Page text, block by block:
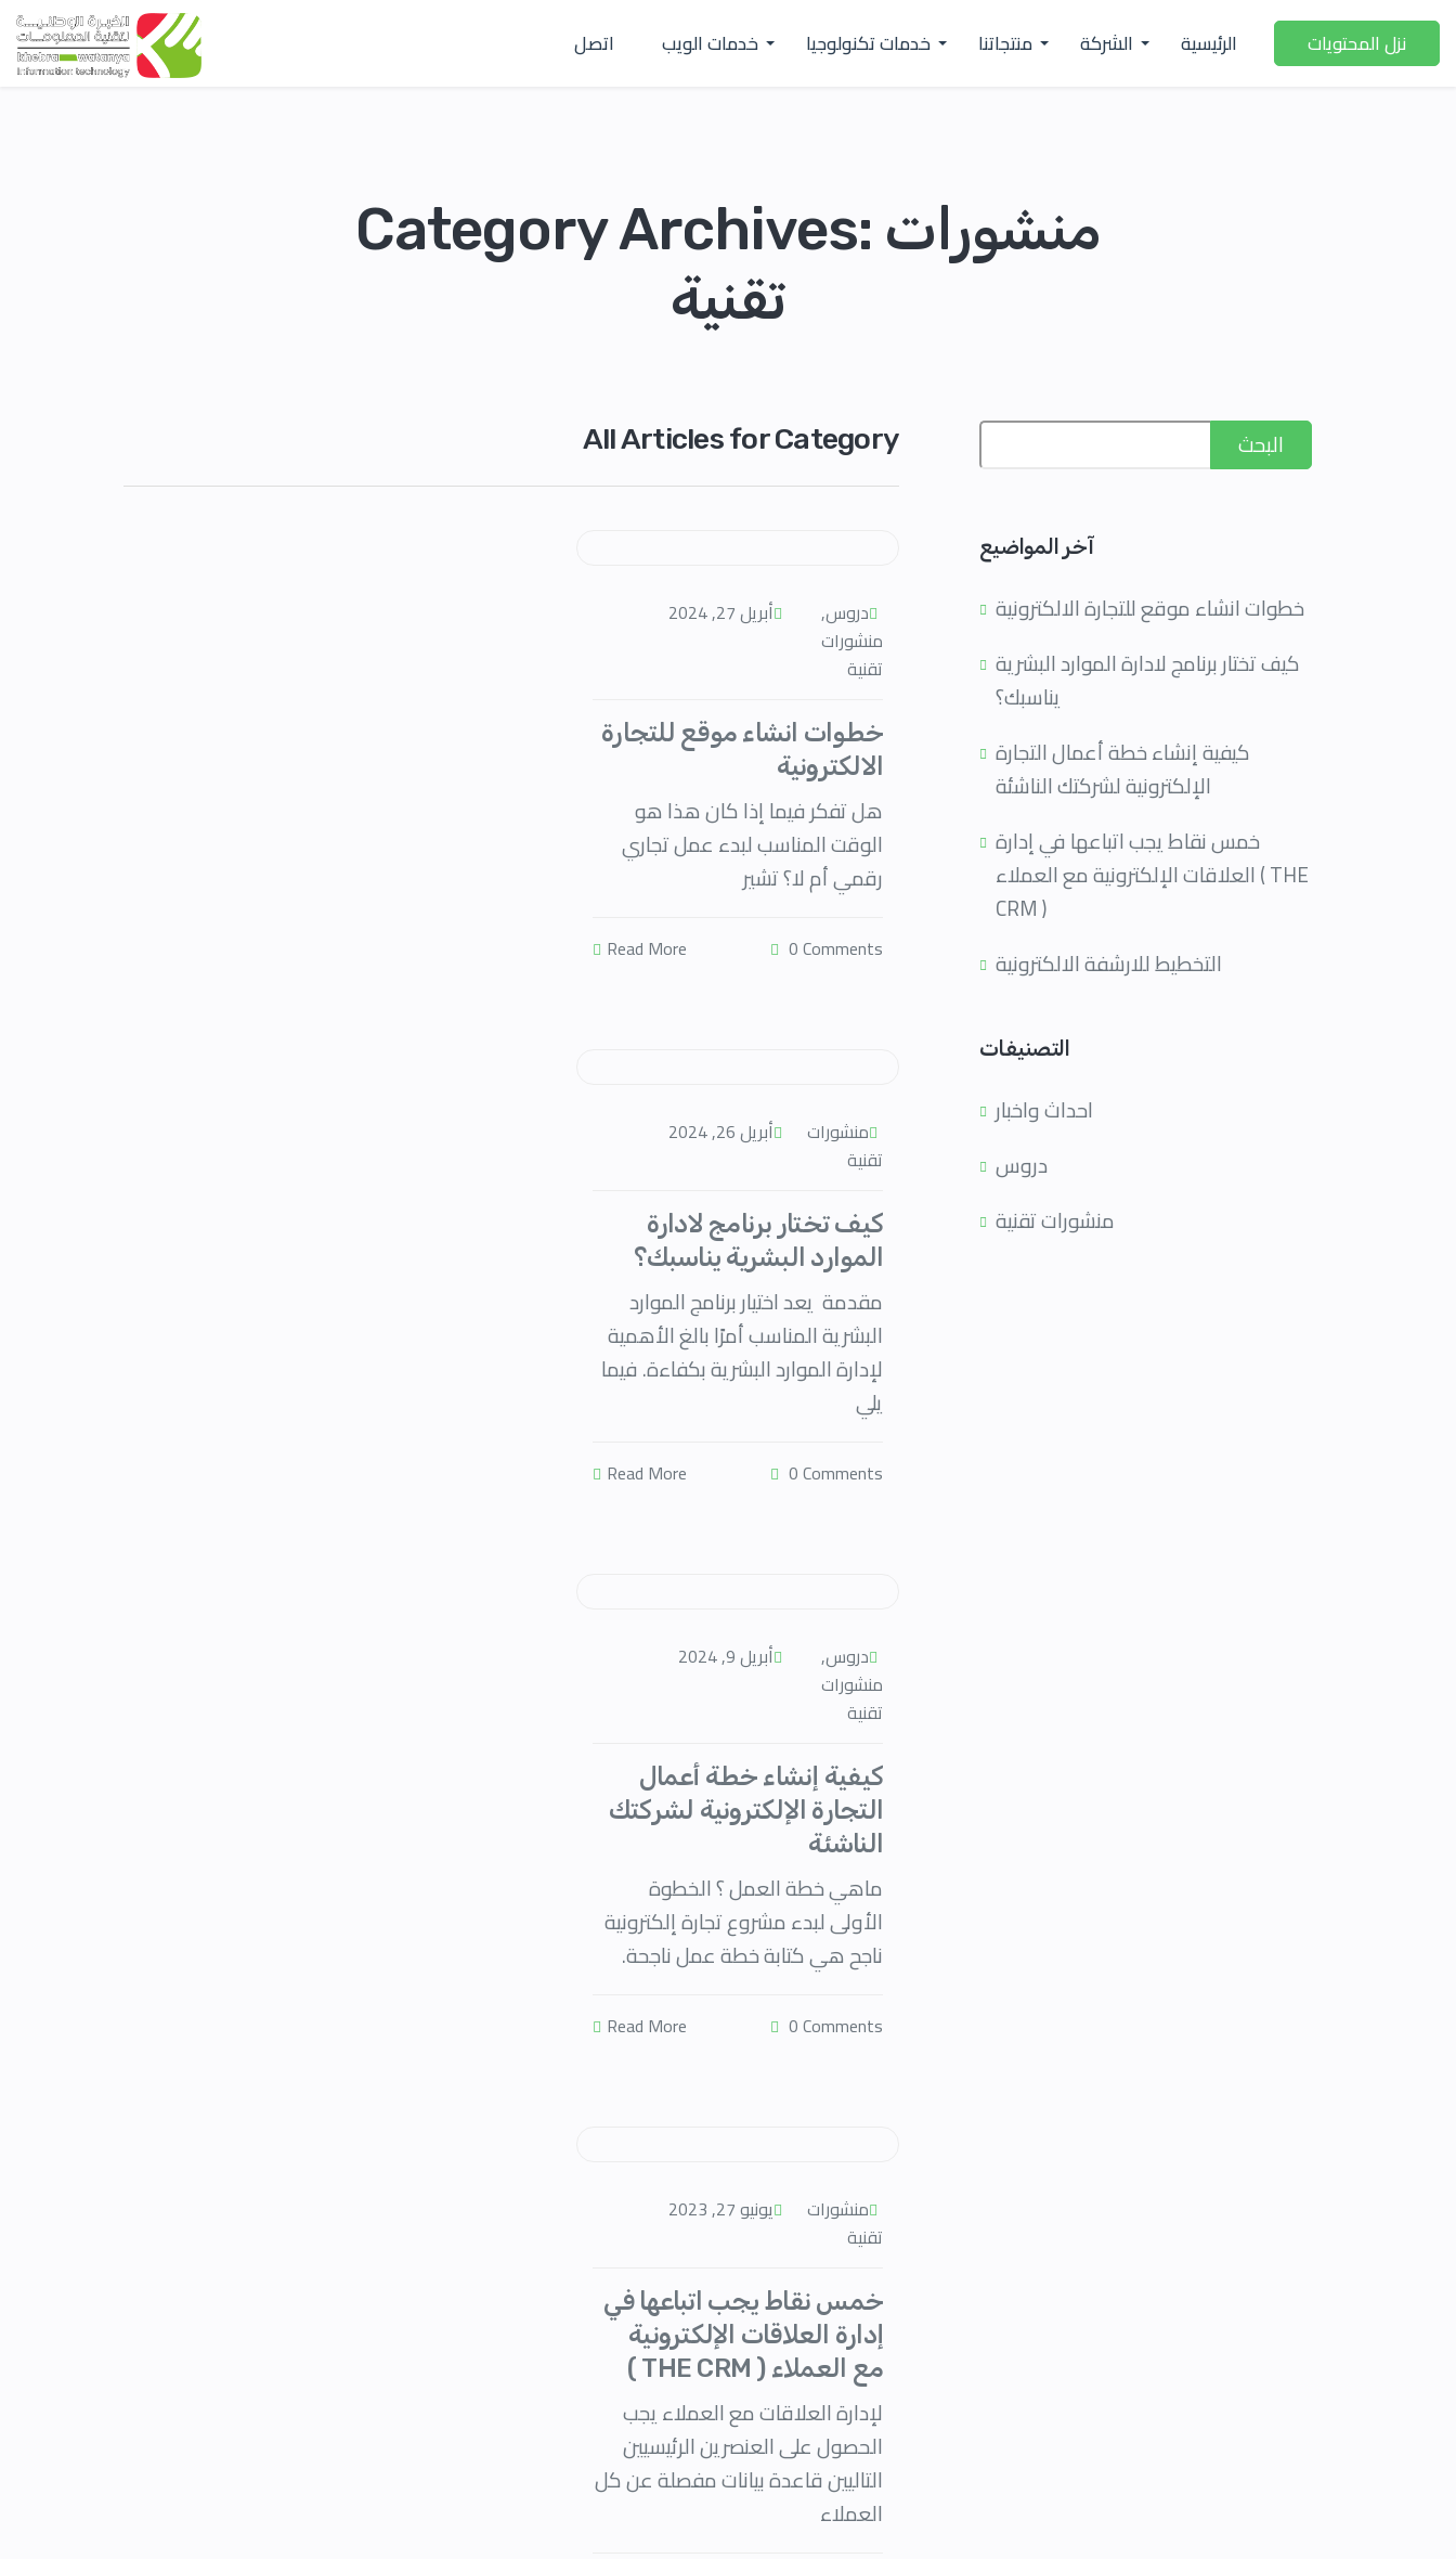
اتصل خدمات الويب خدمات تكنولوجيا منتجاتنا الشركة الرئيسية نزل المحتويات
Category Archives: منشورات
تقنية
All Articles for Category
دروس,
منشورات
تقنية
أبريل 27, 2024
خطوات انشاء موقع للتجارة
الالكترونية
هل تفكر فيما إذا كان هذا هو
الوقت المناسب لبدء عمل تجاري
رقمي أم لا؟ تشير
0 Comments
Read More
منشورات
تقنية
أبريل 26, 2024
كيف تختار برنامج لادارة
الموارد البشرية يناسبك؟
مقدمة يعد اختيار برنامج الموارد
البشرية المناسب أمرًا بالغ الأهمية
لإدارة الموارد البشرية بكفاءة. فيما
يلي
0 Comments
Read More
دروس,
منشورات
تقنية
أبريل 9, 2024
كيفية إنشاء خطة أعمال
التجارة الإلكترونية لشركتك
الناشئة
ماهي خطة العمل ؟ الخطوة
الأولى لبدء مشروع تجارة إلكترونية
ناجح هي كتابة خطة عمل ناجحة.
0 Comments
Read More
منشورات
تقنية
يونيو 27, 2023
خمس نقاط يجب اتباعها في
إدارة العلاقات الإلكترونية
مع العملاء ( THE CRM )
لإدارة العلاقات مع العملاء يجب
الحصول على العنصرين الرئيسيين
التاليين قاعدة بيانات مفصلة عن كل
العملاء
البحث
آخر المواضيع
خطوات انشاء موقع للتجارة الالكترونية
كيف تختار برنامج لادارة الموارد البشرية
يناسبك؟
كيفية إنشاء خطة أعمال التجارة
الإلكترونية لشركتك الناشئة
خمس نقاط يجب اتباعها في إدارة
العلاقات الإلكترونية مع العملاء ( THE
CRM )
التصنيفات
احداث واخبار
دروس
منشورات تقنية